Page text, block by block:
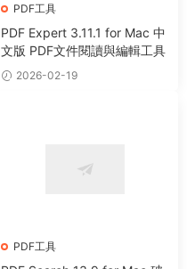
PDF工具
PDF Expert 3.11.1 for Mac 中
文版 PDF文件閱讀與編輯工具
2026-02-19
PDF工具